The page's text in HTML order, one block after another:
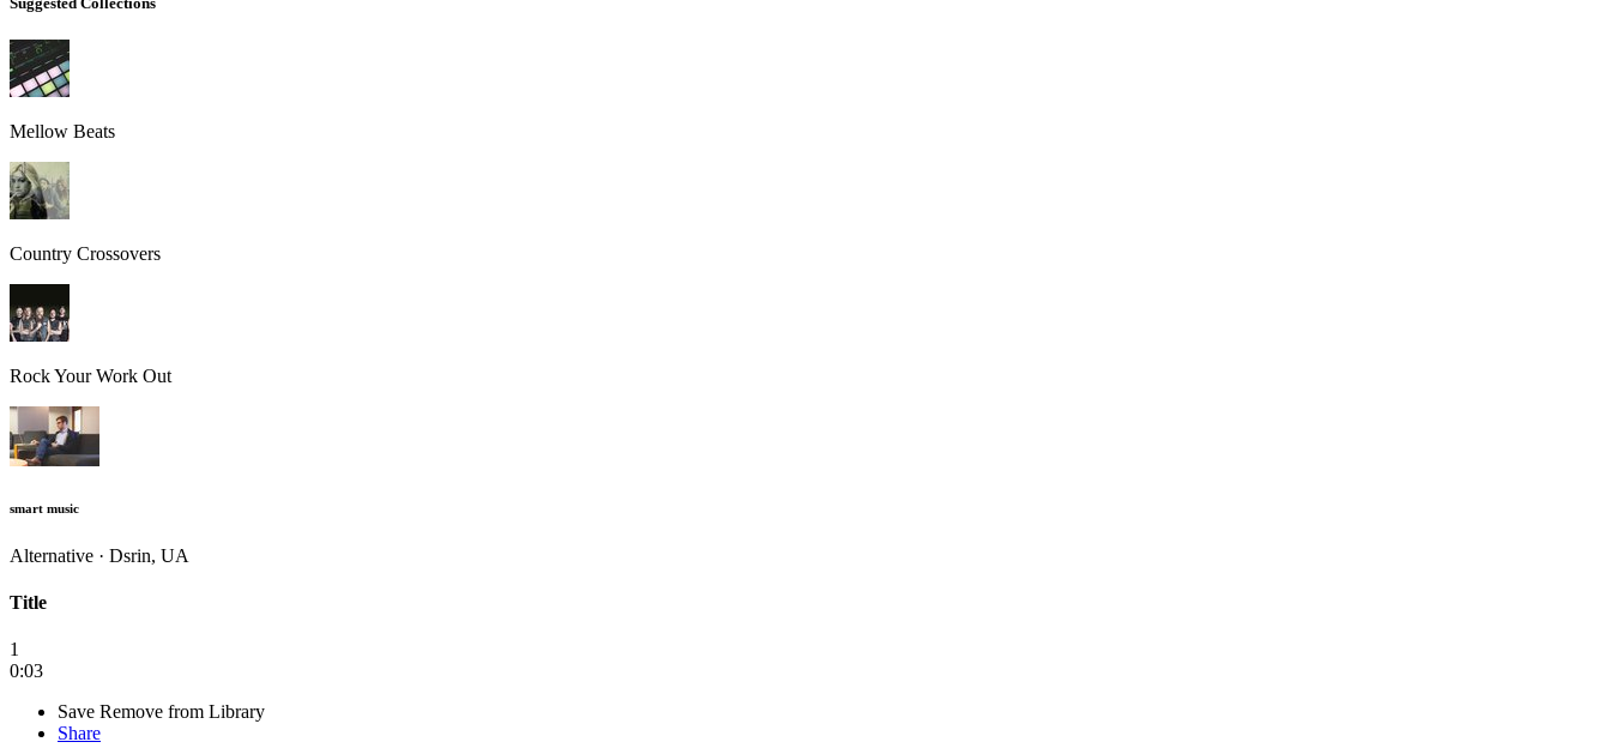
Mellow Beats
Country Crossovers
Rock Your Work Out
smart music
Alternative · Dsrin, UA
Title
1
0:03
Save Remove from Library
Share